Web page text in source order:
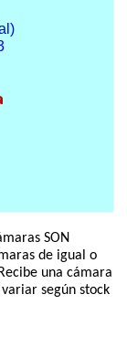
SON
de igual o
una cámara
según stock